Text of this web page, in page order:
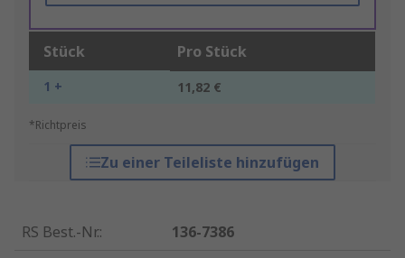
Stück Pro Stück
1 + 11,82 €
*Richtpreis
Zu einer Teileliste hinzufügen
RS Best.-Nr.:
136-7386